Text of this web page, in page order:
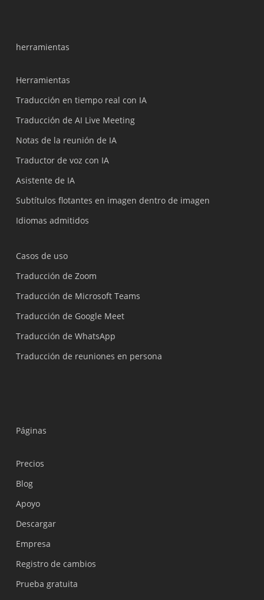
herramientas
Herramientas
Traducción en tiempo real con IA
Traducción de AI Live Meeting
Notas de la reunión de IA
Traductor de voz con IA
Asistente de IA
Subtítulos flotantes en imagen dentro de imagen
Idiomas admitidos
Casos de uso
Traducción de Zoom
Traducción de Microsoft Teams
Traducción de Google Meet
Traducción de WhatsApp
Traducción de reuniones en persona
Páginas
Precios
Blog
Apoyo
Descargar
Empresa
Registro de cambios
Prueba gratuita